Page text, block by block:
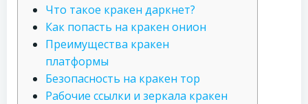
Что такое кракен даркнет?
Как попасть на кракен онион
Преимущества кракен
платформы
Безопасность на кракен тор
Рабочие ссылки и зеркала кракен